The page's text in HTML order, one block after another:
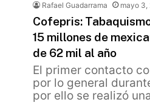
Rafael Guadarrama mayo 3,
Cofepris:
15 millones de
de 62 mil al año
El primer contacto
por lo general
por ello se realizó